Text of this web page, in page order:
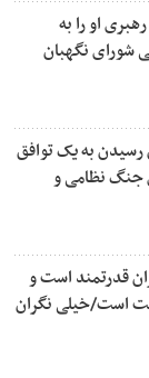
او را به
شورای نگهبان
رسیدن به یک توافق
جنگ نظامی و
قدرتمند است و
است/خیلی نگران